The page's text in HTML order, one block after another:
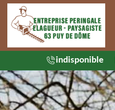
indisponible